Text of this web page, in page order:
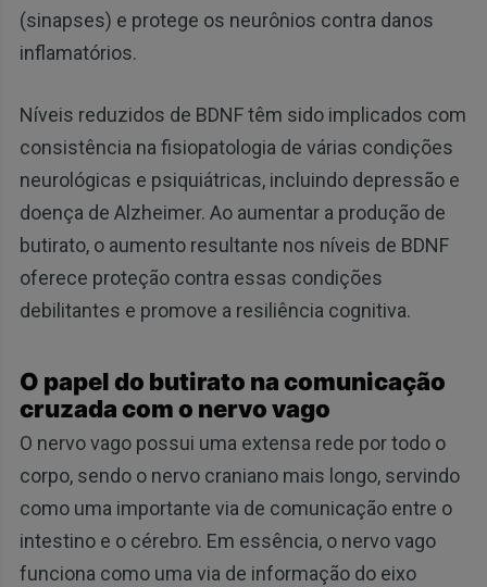
(sinapses) e protege os neurônios contra danos
inflamatórios.
Níveis reduzidos de BDNF têm sido implicados com
consistência na fisiopatologia de várias condições
neurológicas e psiquiátricas, incluindo depressão e
doença de Alzheimer. Ao aumentar a produção de
butirato, o aumento resultante nos níveis de BDNF
oferece proteção contra essas condições
debilitantes e promove a resiliência cognitiva.
O papel do butirato na comunicação
cruzada com o nervo vago
O nervo vago possui uma extensa rede por todo o
corpo, sendo o nervo craniano mais longo, servindo
como uma importante via de comunicação entre o
intestino e o cérebro. Em essência, o nervo vago
funciona como uma via de informação do eixo